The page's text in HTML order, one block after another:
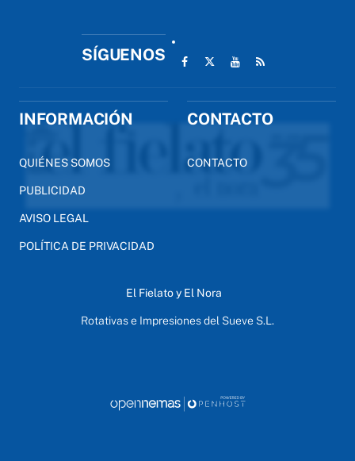
SÍGUENOS
INFORMACIÓN
QUIÉNES SOMOS
PUBLICIDAD
AVISO LEGAL
POLÍTICA DE PRIVACIDAD
CONTACTO
CONTACTO
El Fielato y El Nora
Rotativas e Impresiones del Sueve S.L.